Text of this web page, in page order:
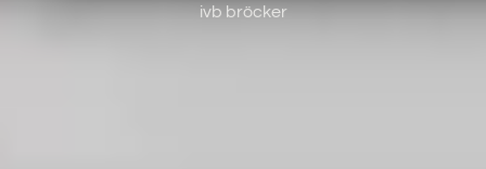
ivb bröcker